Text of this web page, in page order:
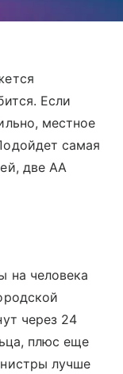
Если
местное
самая
две AA
на человека
через 24
плюс еще
лучше